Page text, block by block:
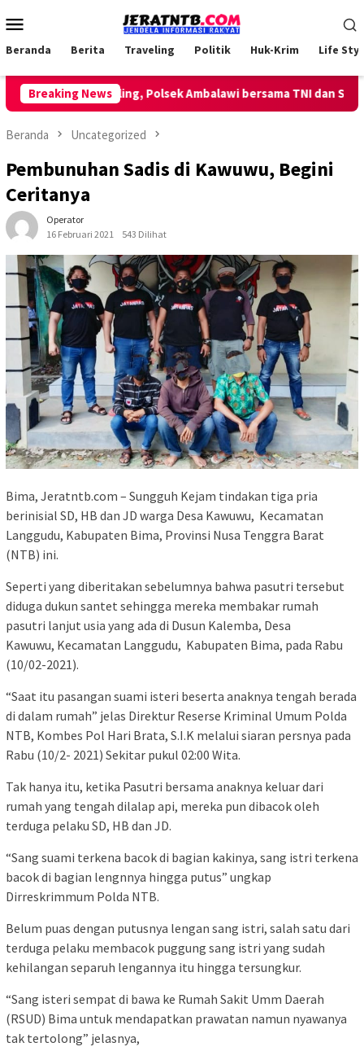
ke
Mobile
Beranda Berita Traveling Politik Huk-Krim Life
Breaking News
Patroli Keliling, Polsek Ambalawi bersama TNI dan SatPolPP
Beranda Uncategorized
Pembunuhan Sadis di Kawuwu, Begini
Ceritanya
Operator
16 Februari 2021
543 Dilihat
Bima, Jeratntb.com – Sungguh Kejam tindakan tiga pria
berinisial SD, HB dan JD warga Desa Kawuwu, Kecamatan
Langgudu, Kabupaten Bima, Provinsi Nusa Tenggra Barat
(NTB) ini.
Seperti yang diberitakan sebelumnya bahwa pasutri tersebut
diduga dukun santet sehingga mereka membakar rumah
pasutri lanjut usia yang ada di Dusun Kalemba, Desa
Kawuwu, Kecamatan Langgudu, Kabupaten Bima, pada Rabu
(10/02-2021).
“Saat itu pasangan suami isteri beserta anaknya tengah berada
di dalam rumah” jelas Direktur Reserse Kriminal Umum Polda
NTB, Kombes Pol Hari Brata, S.I.K melalui siaran persnya pada
Rabu (10/2- 2021) Sekitar pukul 02:00 Wita.
Tak hanya itu, ketika Pasutri bersama anaknya keluar dari
rumah yang tengah dilalap api, mereka pun dibacok oleh
terduga pelaku SD, HB dan JD.
“Sang suami terkena bacok di bagian kakinya, sang istri terkena
bacok di bagian lengnnya hingga putus” ungkap
Dirreskrimmum Polda NTB.
Belum puas dengan putusnya lengan sang istri, salah satu dari
terduga pelaku membacok puggung sang istri yang sudah
kehilangan separuh lengannya itu hingga tersungkur.
“Sang isteri sempat di bawa ke Rumah Sakit Umm Daerah
(RSUD) Bima untuk mendapatkan prawatan namun nyawanya
tak tertolong” jelasnya,